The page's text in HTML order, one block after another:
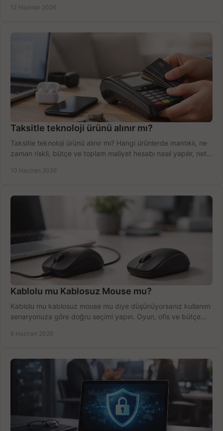
12 Haziran 2026
Taksitle teknoloji ürünü alınır mı?
Taksitle teknoloji ürünü alınır mı? Hangi ürünlerde mantıklı, ne
zaman riskli, bütçe ve toplam maliyet hesabı nasıl yapılır, net
10 Haziran 2026
Kablolu mu Kablosuz Mouse mu?
Kablolu mu kablosuz mouse mu diye düşünüyorsanız kullanım
senaryonuza göre doğru seçimi yapın. Oyun, ofis ve bütçe
8 Haziran 2026